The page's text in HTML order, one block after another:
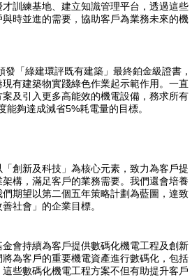
訓練基地、建立知識管理平台，透過這些
時並進的需要，協助客戶為業務未來的機
「綠建環評既有建築」最終鉑金級證書，
有建築物實踐綠色作業起示範作用。一直
及引入更多高能效的機電設備，務求所有
夠達成減省5%耗電量的目標。
創新及科技」為核心元素，致力為客戶提
構，滿足客戶的業務需要。我們還會培養
期望以第二個五年策略計劃為藍圖，達致
社會」的企業目標。
會持續為客戶提供數碼化機電工程及創新
為客戶的重要機電資產進行數碼化，包括
些數碼化機電工程方案不但有助提升客戶